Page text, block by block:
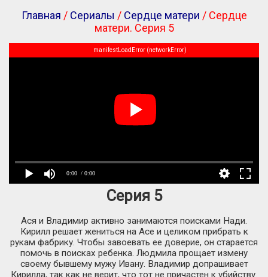
Главная / Сериалы / Сердце матери / Сердце
матери. Серия 5
0:00 / 0:00
manifestLoadError (networkError)
Серия 5
Ася и Владимир активно занимаются поисками Нади.
Кирилл решает жениться на Асе и целиком прибрать к
рукам фабрику. Чтобы завоевать ее доверие, он старается
помочь в поисках ребенка. Людмила прощает измену
своему бывшему мужу Ивану. Владимир допрашивает
Кирилла, так как не верит, что тот не причастен к убийству.